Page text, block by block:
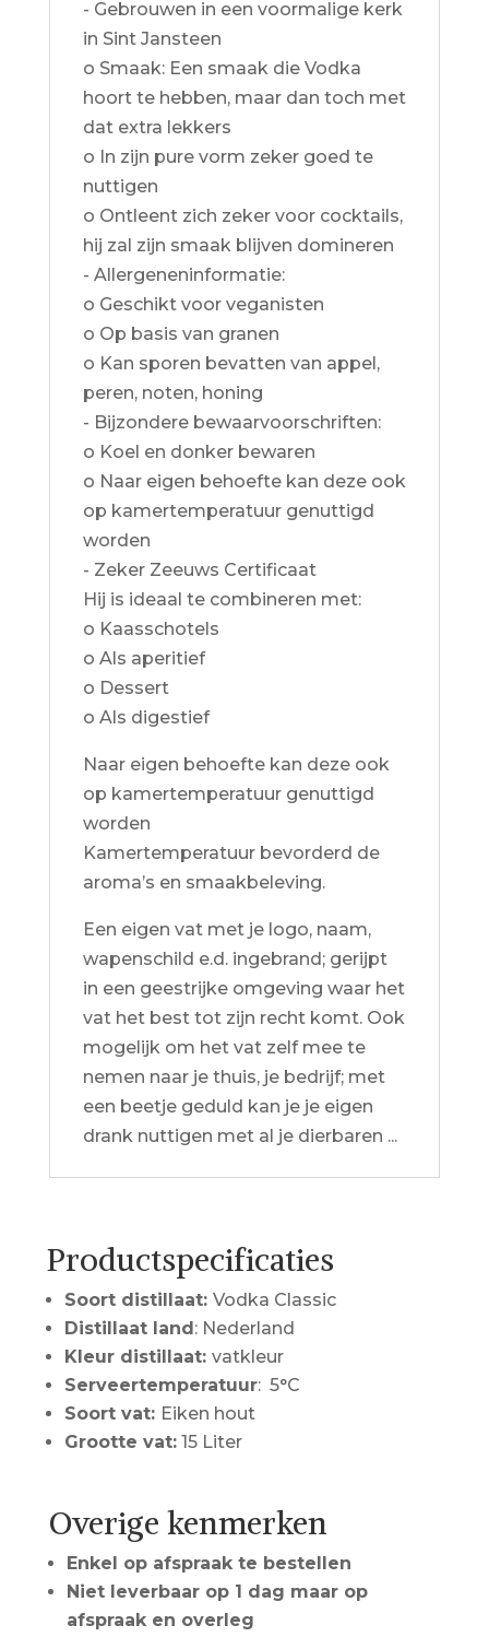
- Gebrouwen in een voormalige kerk
in Sint Jansteen
o Smaak: Een smaak die Vodka
hoort te hebben, maar dan toch met
dat extra lekkers
o In zijn pure vorm zeker goed te
nuttigen
o Ontleent zich zeker voor cocktails,
hij zal zijn smaak blijven domineren
- Allergeneninformatie:
o Geschikt voor veganisten
o Op basis van granen
o Kan sporen bevatten van appel,
peren, noten, honing
- Bijzondere bewaarvoorschriften:
o Koel en donker bewaren
o Naar eigen behoefte kan deze ook
op kamertemperatuur genuttigd
worden
- Zeker Zeeuws Certificaat
Hij is ideaal te combineren met:
o Kaasschotels
o Als aperitief
o Dessert
o Als digestief
Naar eigen behoefte kan deze ook
op kamertemperatuur genuttigd
worden
Kamertemperatuur bevorderd de
aroma’s en smaakbeleving.
Een eigen vat met je logo, naam,
wapenschild e.d. ingebrand; gerijpt
in een geestrijke omgeving waar het
vat het best tot zijn recht komt. Ook
mogelijk om het vat zelf mee te
nemen naar je thuis, je bedrijf; met
een beetje geduld kan je je eigen
drank nuttigen met al je dierbaren ...
Productspecificaties
Soort distillaat: Vodka Classic
Distillaat land: Nederland
Kleur distillaat: vatkleur
Serveertemperatuur: 5°C
Soort vat: Eiken hout
Grootte vat:15 Liter
Overige kenmerken
Enkel op afspraak te bestellen
Niet leverbaar op 1 dag maar op
afspraak en overleg